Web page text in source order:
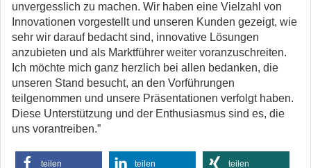
unvergesslich zu machen. Wir haben eine Vielzahl von
Innovationen vorgestellt und unseren Kunden gezeigt, wie
sehr wir darauf bedacht sind, innovative Lösungen
anzubieten und als Marktführer weiter voranzuschreiten.
Ich möchte mich ganz herzlich bei allen bedanken, die
unseren Stand besucht, an den Vorführungen
teilgenommen und unsere Präsentationen verfolgt haben.
Diese Unterstützung und der Enthusiasmus sind es, die
uns vorantreiben.”
teilen teilen teilen